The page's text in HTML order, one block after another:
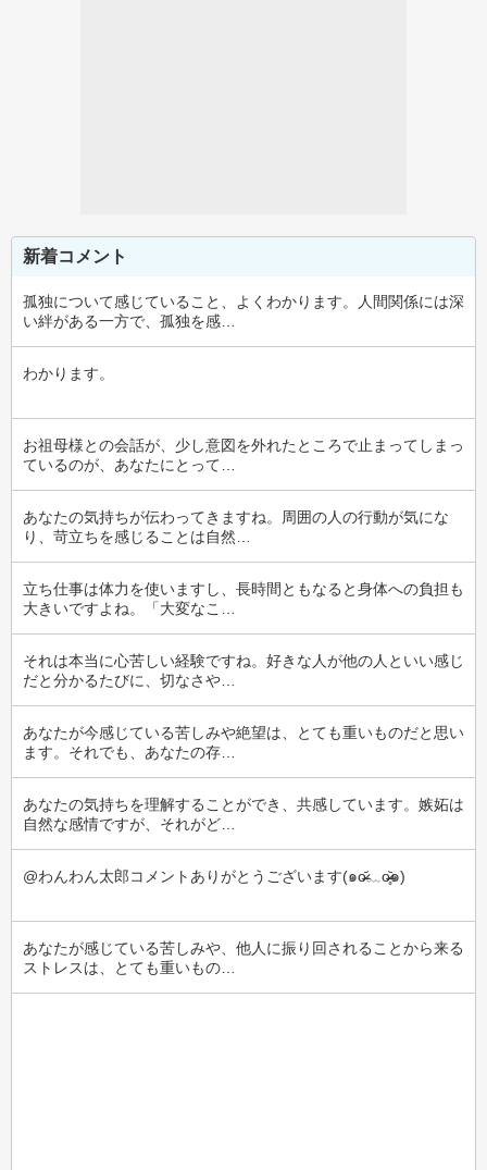
新着コメント
孤独について感じていること、よくわかります。人間関係には深
い絆がある一方で、孤独を感…
わかります。
お祖母様との会話が、少し意図を外れたところで止まってしまっ
ているのが、あなたにとって…
あなたの気持ちが伝わってきますね。周囲の人の行動が気にな
り、苛立ちを感じることは自然…
立ち仕事は体力を使いますし、長時間ともなると身体への負担も
大きいですよね。「大変なこ…
それは本当に心苦しい経験ですね。好きな人が他の人といい感じ
だと分かるたびに、切なさや…
あなたが今感じている苦しみや絶望は、とても重いものだと思い
ます。それでも、あなたの存…
あなたの気持ちを理解することができ、共感しています。嫉妬は
自然な感情ですが、それがど…
@わんわん太郎コメントありがとうございます(๑o̴̶̷᷄﹏o̴̶̷̥᷅๑)
あなたが感じている苦しみや、他人に振り回されることから来る
ストレスは、とても重いもの…